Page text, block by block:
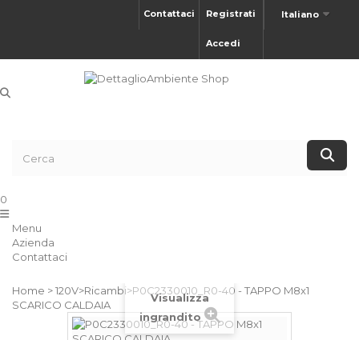
Italiano
Registrati
Accedi
Contattaci
0
Menu
Azienda
Contattaci
Home >120V>Ricambi>P0C2330010_R0-40 - TAPPO M8x1
SCARICO CALDAIA
Visualizza
ingrandito